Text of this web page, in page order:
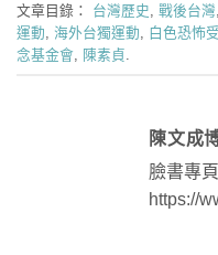
文章目錄： 台灣歷史 戰後台灣
運動
海外台獨運動 白色恐怖
念基金會 陳素貞
陳文成
臉書專頁
https://